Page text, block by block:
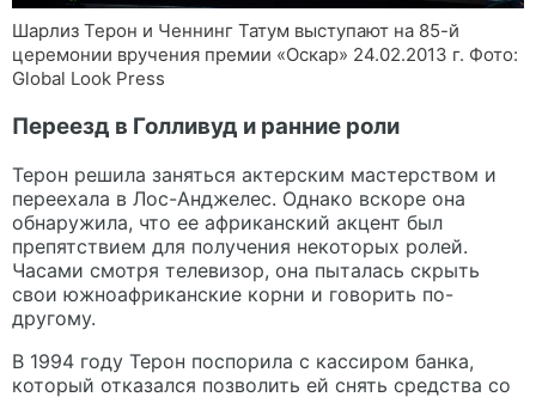
Шарлиз Терон и Ченнинг Татум выступают на 85-й
церемонии вручения премии «Оскар» 24.02.2013 г. Фото:
Global Look Press
Переезд в Голливуд и ранние роли
Терон решила заняться актерским мастерством и
переехала в Лос-Анджелес. Однако вскоре она
обнаружила, что ее африканский акцент был
препятствием для получения некоторых ролей.
Часами смотря телевизор, она пыталась скрыть
свои южноафриканские корни и говорить по-
другому.
В 1994 году Терон поспорила с кассиром банка,
который отказался позволить ей снять средства со